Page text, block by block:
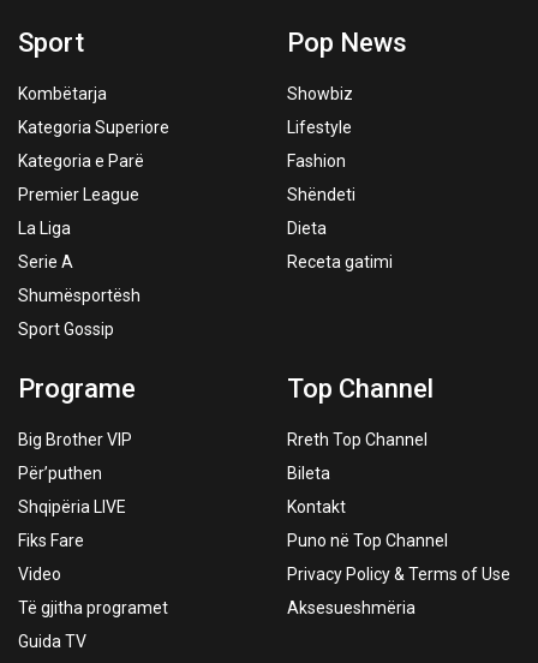
Sport
Kombëtarja
Kategoria Superiore
Kategoria e Parë
Premier League
La Liga
Serie A
Shumësportësh
Sport Gossip
Pop News
Showbiz
Lifestyle
Fashion
Shëndeti
Dieta
Receta gatimi
Programe
Big Brother VIP
Për’puthen
Shqipëria LIVE
Fiks Fare
Video
Të gjitha programet
Guida TV
Top Channel
Rreth Top Channel
Bileta
Kontakt
Puno në Top Channel
Privacy Policy & Terms of Use
Aksesueshmëria